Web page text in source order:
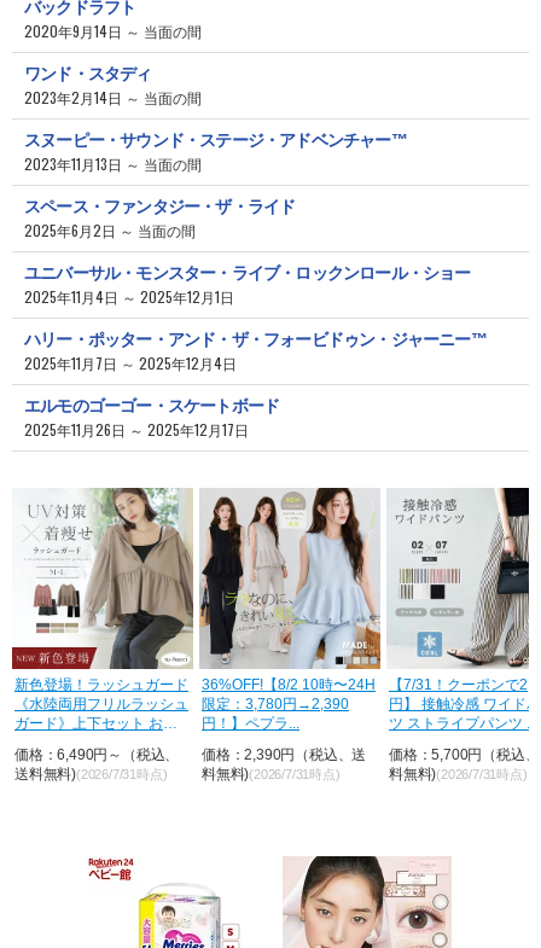
バックドラフト
2020年9月14日 ～ 当面の間
ワンド・スタディ
2023年2月14日 ～ 当面の間
スヌーピー・サウンド・ステージ・アドベンチャー™
2023年11月13日 ～ 当面の間
スペース・ファンタジー・ザ・ライド
2025年6月2日 ～ 当面の間
ユニバーサル・モンスター・ライブ・ロックンロール・ショー
2025年11月4日 ～ 2025年12月1日
ハリー・ポッター・アンド・ザ・フォービドゥン・ジャーニー™
2025年11月7日 ～ 2025年12月4日
エルモのゴーゴー・スケートボード
2025年11月26日 ～ 2025年12月17日
新色登場！ラッシュガード
《水陸両用フリルラッシュ
ガード》上下セット おし
価格：6,490円～（税込、
送料無料)(2026/7/31時点)
36%OFF!【8/2 10時〜24H
限定：3,780円→2,390
円！】ペプラ...
価格：2,390円（税込、送
料無料)(2026/7/31時点)
【7/31！クーポンで
円】 接触冷感 ワイド
ツ ストライプパンツ ...
価格：5,700円（税込
料無料)(2026/7/31時点)